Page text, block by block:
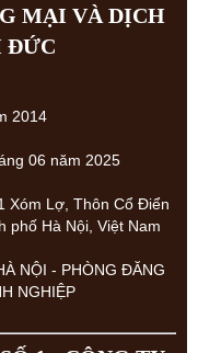
MẠI VÀ DỊCH
ĐỨC
2014
06 năm 2025
Xóm Lợ, Thôn Cổ Điển
phố Hà Nội, Việt Nam
NỘI - PHÒNG ĐĂNG
NGHIỆP